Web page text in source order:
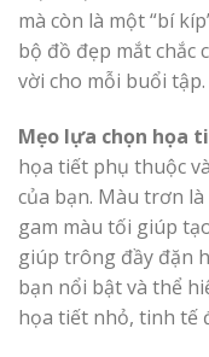
mà còn là một “bí
bộ đồ đẹp mắt chắc
vời cho mỗi buổi tập.
Mẹo lựa chọn họa
họa tiết phụ thuộc
của bạn. Màu trơn
gam màu tối giúp
giúp trông đầy đặn
bạn nổi bật và thể
họa tiết nhỏ, tinh tế